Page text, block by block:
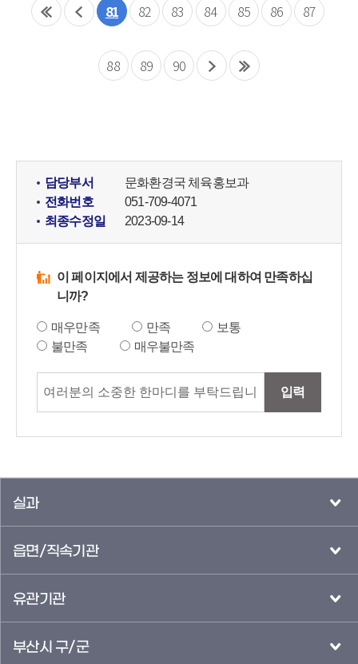
81 82 83 84 85 86 87
88 89 90
담당부서
문화환경국 체육홍보과
전화번호
051-709-4071
최종수정일
2023-09-14
이 페이지에서 제공하는 정보에 대하여 만족하십
니까?
매우만족 만족
보통
불만족
매우불만족
입력
실과
읍면/직속기관
유관기관
부산시 구/군